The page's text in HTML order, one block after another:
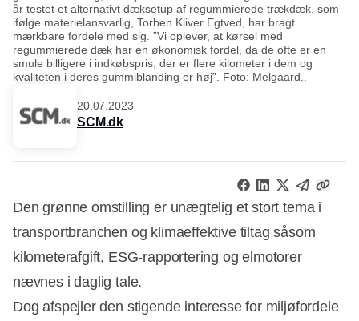
år testet et alternativt dæksetup af regummierede trækdæk, som
ifølge materielansvarlig, Torben Kliver Egtved, har bragt
mærkbare fordele med sig. ”Vi oplever, at kørsel med
regummierede dæk har en økonomisk fordel, da de ofte er en
smule billigere i indkøbspris, der er flere kilometer i dem og
kvaliteten i deres gummiblanding er høj”. Foto: Melgaard..
20.07.2023
SCM.dk
Den grønne omstilling er unægtelig et stort tema i
transportbranchen og klimaeffektive tiltag såsom
kilometerafgift, ESG-rapportering og elmotorer
nævnes i daglig tale.
Dog afspejler den stigende interesse for miljøfordele